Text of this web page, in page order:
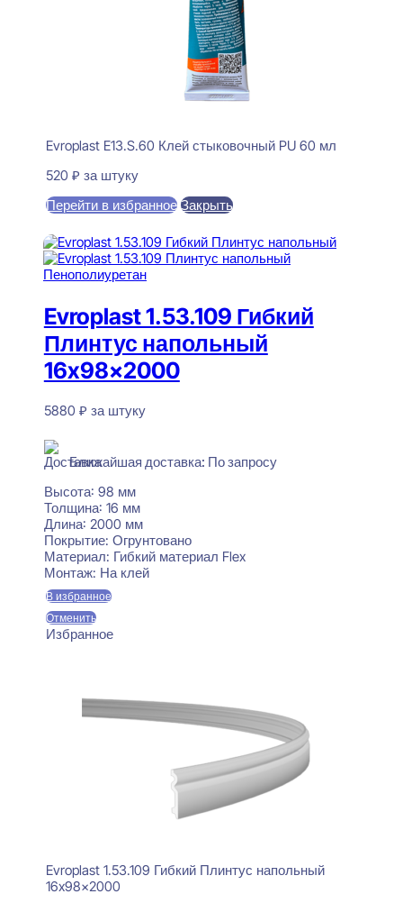
Evroplast E13.S.60 Клей стыковочный PU 60 мл
520 ₽ за штуку
Перейти в избранное Закрыть
Evroplast 1.53.109 Гибкий
Плинтус напольный
16x98x2000
5880 ₽ за штуку
Ближайшая доставка: По запросу
Высота: 98 мм
Толщина: 16 мм
Длина: 2000 мм
Покрытие: Огрунтовано
Материал: Гибкий материал Flex
Монтаж: На клей
В избранное
Отменить
Избранное
Evroplast 1.53.109 Гибкий Плинтус напольный
16x98x2000